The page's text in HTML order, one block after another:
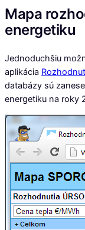
Mapa
energetiku
Jednoduchšiu
aplikácia
databázy sú
energetiku na roky